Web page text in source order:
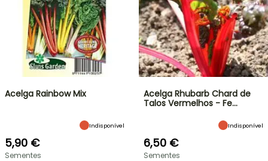
Acelga Rainbow Mix
Indisponível
5,90 €
Sementes
Acelga Rhubarb Chard de
Talos Vermelhos - Fe…
Indisponível
6,50 €
Sementes